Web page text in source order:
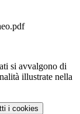
si avvalgono di
illustrate nella
i cookies